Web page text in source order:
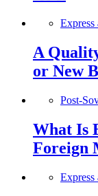
Express
A
or New
Post-
What Is
Foreign
Express